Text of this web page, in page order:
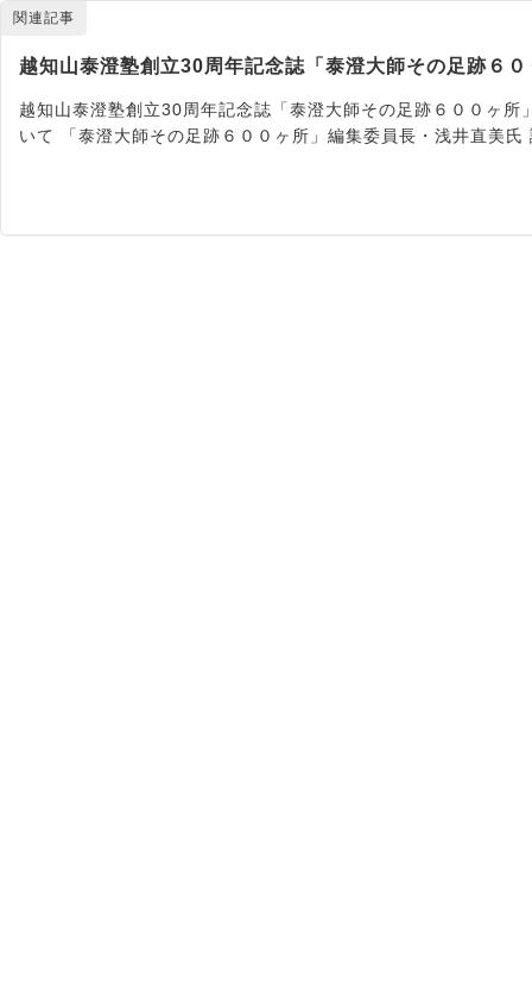
関連記事
越知山泰澄塾創立30周年記念誌「泰澄大師その足跡６
越知山泰澄塾創立30周年記念誌「泰澄大師その足跡６００ヶ
いて 「泰澄大師その足跡６００ヶ所」編集委員長・浅井直美